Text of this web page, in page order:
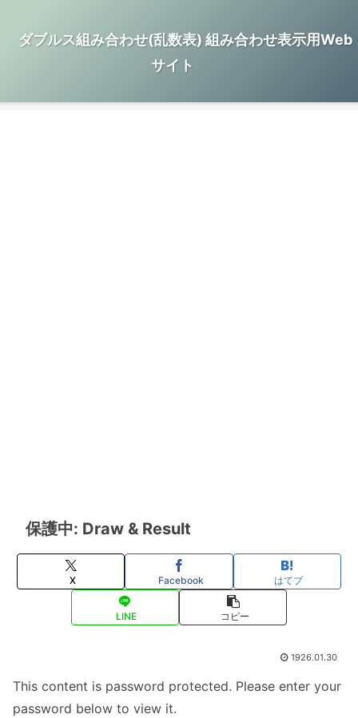
ダブルス組み合わせ(乱数表) 組み合わせ表示用Web
サイト
保護中: Draw & Result
X Facebook はてブ
LINE コピー
1926.01.30
This content is password protected. Please enter your
password below to view it.